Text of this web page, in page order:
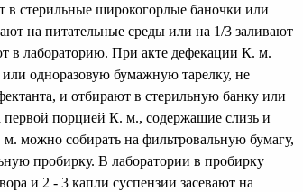
в стерильные широкогорлые баночки или
на питательные среды или на 1/3 заливают
в лабораторию. При акте дефекации К. м.
одноразовую бумажную тарелку, не
и отбирают в стерильную банку или
порцией К. м., содержащие слизь и
можно собирать на фильтровальную бумагу,
пробирку. В лаборатории в пробирку
и 2 - 3 капли суспензии засевают на